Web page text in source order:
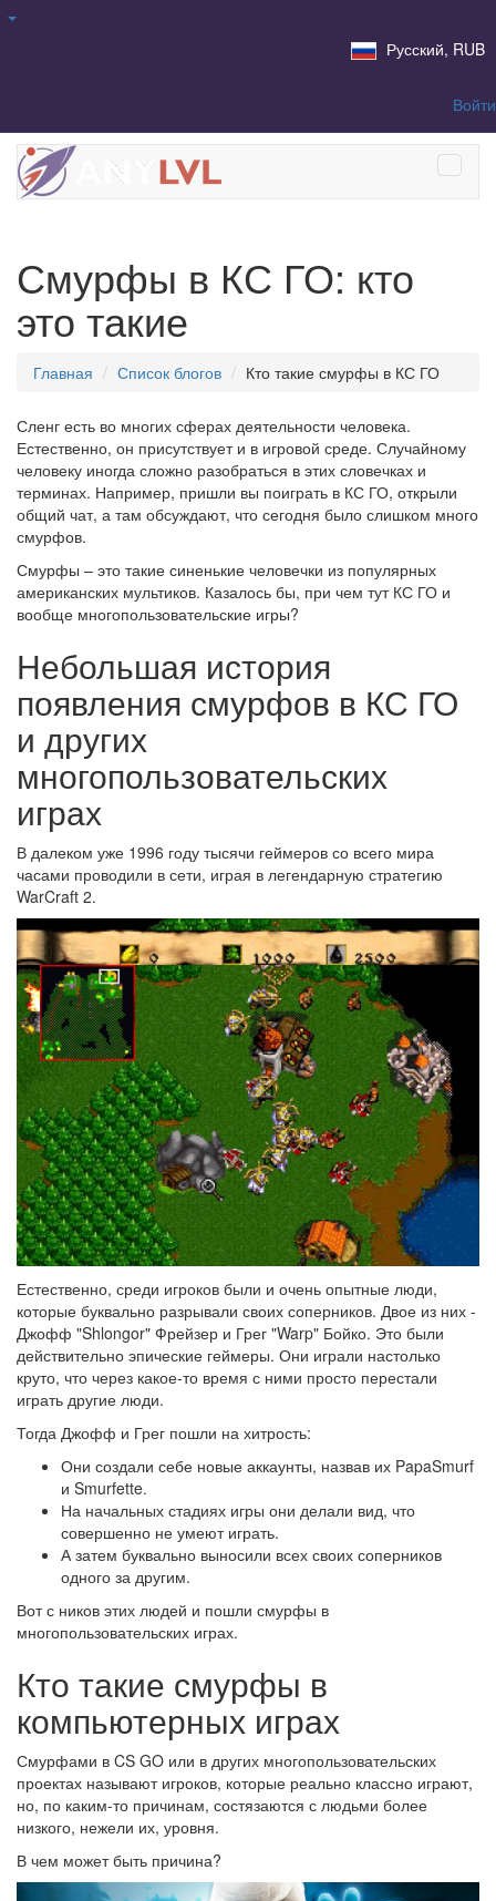
Русский, RUB
Войти
Смурфы в КС ГО: кто
это такие
Главная Список блогов Кто такие смурфы в КС ГО
Сленг есть во многих сферах деятельности человека.
Естественно, он присутствует и в игровой среде. Случайному
человеку иногда сложно разобраться в этих словечках и
терминах. Например, пришли вы поиграть в КС ГО, открыли
общий чат, а там обсуждают, что сегодня было слишком много
смурфов.
Смурфы – это такие синенькие человечки из популярных
американских мультиков. Казалось бы, при чем тут КС ГО и
вообще многопользовательские игры?
Небольшая история
появления смурфов в КС ГО
и других
многопользовательских
играх
В далеком уже 1996 году тысячи геймеров со всего мира
часами проводили в сети, играя в легендарную стратегию
WarCraft 2.
Естественно, среди игроков были и очень опытные люди,
которые буквально разрывали своих соперников. Двое из них -
Джофф "Shlongor" Фрейзер и Грег "Warp" Бойко. Это были
действительно эпические геймеры. Они играли настолько
круто, что через какое-то время с ними просто перестали
играть другие люди.
Тогда Джофф и Грег пошли на хитрость:
Они создали себе новые аккаунты, назвав их PapaSmurf
и Smurfette.
На начальных стадиях игры они делали вид, что
совершенно не умеют играть.
А затем буквально выносили всех своих соперников
одного за другим.
Вот с ников этих людей и пошли смурфы в
многопользовательских играх.
Кто такие смурфы в
компьютерных играх
Смурфами в CS GO или в других многопользовательских
проектах называют игроков, которые реально классно играют,
но, по каким-то причинам, состязаются с людьми более
низкого, нежели их, уровня.
В чем может быть причина?